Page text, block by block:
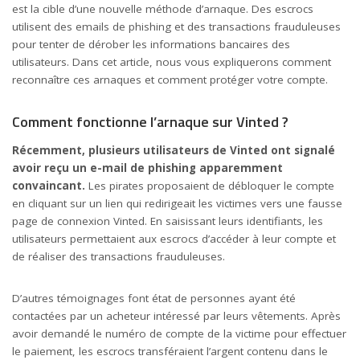
est la cible d’une nouvelle méthode d’arnaque. Des escrocs
utilisent des emails de phishing et des transactions frauduleuses
pour tenter de dérober les informations bancaires des
utilisateurs. Dans cet article, nous vous expliquerons comment
reconnaître ces arnaques et comment protéger votre compte.
Comment fonctionne l’arnaque sur Vinted ?
Récemment, plusieurs utilisateurs de Vinted ont signalé
avoir reçu un e-mail de phishing apparemment
convaincant. Les pirates proposaient de débloquer le compte
en cliquant sur un lien qui redirigeait les victimes vers une fausse
page de connexion Vinted. En saisissant leurs identifiants, les
utilisateurs permettaient aux escrocs d’accéder à leur compte et
de réaliser des transactions frauduleuses.
D’autres témoignages font état de personnes ayant été
contactées par un acheteur intéressé par leurs vêtements. Après
avoir demandé le numéro de compte de la victime pour effectuer
le paiement, les escrocs transféraient l’argent contenu dans le